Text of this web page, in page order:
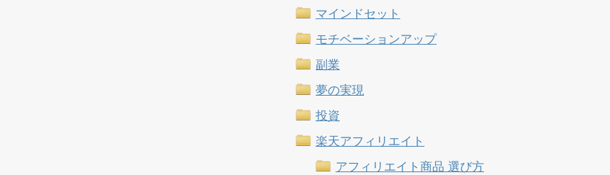
マインドセット
モチベーションアップ
副業
夢の実現
投資
楽天アフィリエイト
アフィリエイト商品 選び方